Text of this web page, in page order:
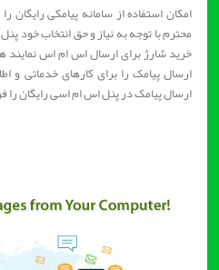
امکان استفاده از سامانه پیامکی رایگان را
محترم با توجه به نیاز و حق انتخاب خود
خرید شارژ برای ارسال اس ام اس نمایند
ارسال پیامک را برای کارهای خدماتی و
ارسال پیامک در پنل اس ام اسی رایگان را